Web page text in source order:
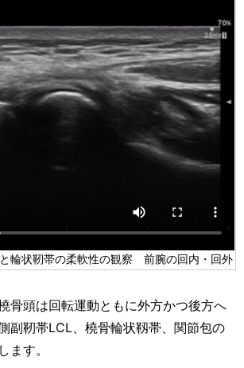
輪状靭帯の柔軟性の観察 前腕の回内・回外
骨頭は回転運動ともに外方かつ後方へ
副靭帯LCL、橈骨輪状靱帯、関節包の
ます。